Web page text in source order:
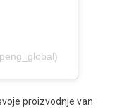
proizvodnje van